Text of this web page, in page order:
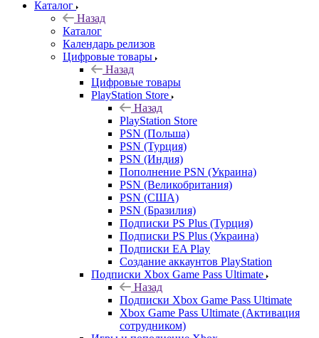
Каталог
Назад
Каталог
Календарь релизов
Цифровые товары
Назад
Цифровые товары
PlayStation Store
Назад
PlayStation Store
PSN (Польша)
PSN (Турция)
PSN (Индия)
Пополнение PSN (Украина)
PSN (Великобритания)
PSN (США)
PSN (Бразилия)
Подписки PS Plus (Турция)
Подписки PS Plus (Украина)
Подписки EA Play
Создание аккаунтов PlayStation
Подписки Xbox Game Pass Ultimate
Назад
Подписки Xbox Game Pass Ultimate
Xbox Game Pass Ultimate (Активация
сотрудником)